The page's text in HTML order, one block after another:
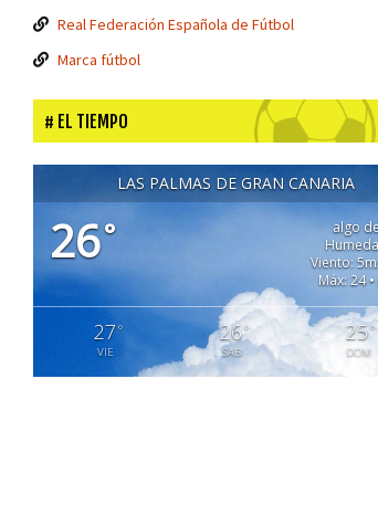
Real Federación Española de Fútbol
Marca fútbol
EL TIEMPO
LAS PALMAS DE GRAN CANARIA
26°
algo
Viento:
Máx: 24
27°
VIE
26°
SAB
25°
DOM